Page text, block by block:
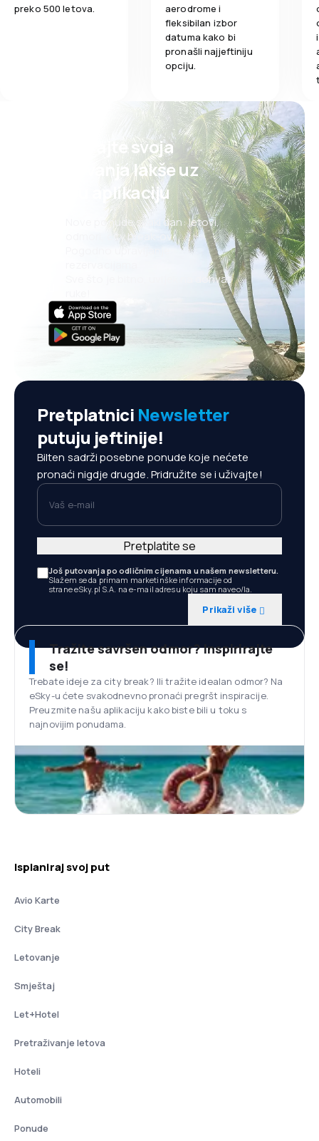
preko 500 letova.
aerodrome i
fleksibilan izbor
datuma kako bi
pronašli najjeftiniju
opciju.
Planirajte svoja
putovanja lakše uz
našu aplikaciju
Nove ponude svaki dan: letovi,
odmori, city break-ovi
Sve što je bitno, uvijek na dohvat
Pretplatnici Newsletter
putuju jeftinije!
Bilten sadrži posebne ponude koje nećete
pronaći nigdje drugde. Pridružite se i uživajte!
Vaš e-mail
Još putovanja po odličnim cijenama u našem newsletteru.
Slažem se da primam marketinške informacije od
strane eSky.pl S.A. na e-mail adresu koju sam naveo/la.
Prikaži više
Pretplatite se
Tražite savršen odmor? Inspirirajte
se!
Trebate ideje za city break? Ili tražite idealan odmor? Na
eSky-u ćete svakodnevno pronaći pregršt inspiracije.
Preuzmite našu aplikaciju kako biste bili u toku s
najnovijim ponudama.
Isplaniraj svoj put
Avio Karte
City Break
Letovanje
Smještaj
Let+Hotel
Pretraživanje letova
Hoteli
Automobili
Ponude